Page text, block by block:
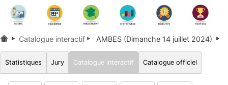
Catalogue interactif AMBES (Dimanche 14 juillet 2024)
Statistiques Jury Catalogue interactif Catalogue officiel